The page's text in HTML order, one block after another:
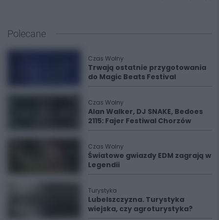
Polecane
Czas Wolny
Trwają ostatnie przygotowania
do Magic Beats Festival
Czas Wolny
Alan Walker, DJ SNAKE, Bedoes
2115: Fajer Festiwal Chorzów
Czas Wolny
Światowe gwiazdy EDM zagrają w
Legendii
Turystyka
Lubelszczyzna. Turystyka
wiejska, czy agroturystyka?